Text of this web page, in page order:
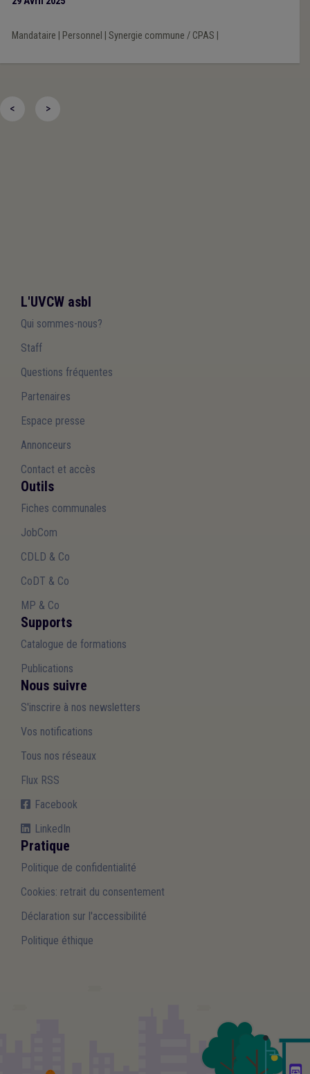
Mandataire Personnel Synergie commune / CPAS
< >
L'UVCW asbl
Qui sommes-nous?
Staff
Questions fréquentes
Partenaires
Espace presse
Annonceurs
Contact et accès
Outils
Fiches communales
JobCom
CDLD & Co
CoDT & Co
MP & Co
Supports
Catalogue de formations
Publications
Nous suivre
S'inscrire à nos newsletters
Vos notifications
Tous nos réseaux
Flux RSS
Facebook
LinkedIn
Pratique
Politique de confidentialité
Cookies: retrait du consentement
Déclaration sur l'accessibilité
Politique éthique